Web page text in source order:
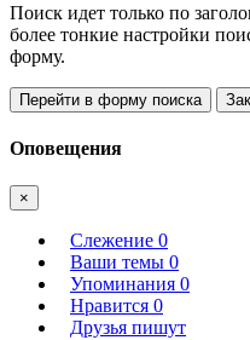
Поиск идет только по
более тонкие настройки
форму.
Перейти в форму поиска
Оповещения
×
Слежение 0
Ваши темы 0
Упоминания 0
Нравится 0
Друзья пишут